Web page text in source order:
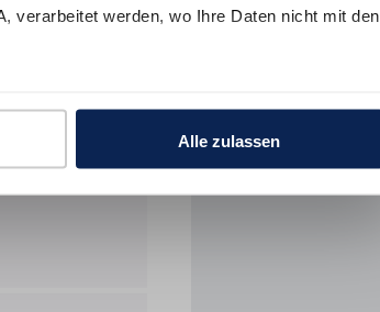
verarbeitet werden, wo Ihre Daten nicht mit den
Alle zulassen